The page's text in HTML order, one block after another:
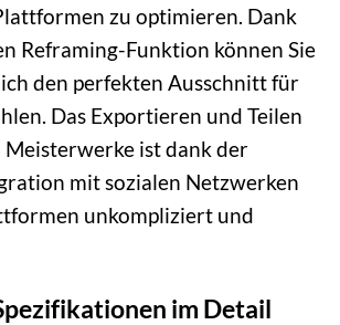
zu optimieren. Dank
Reframing-Funktion können Sie
den perfekten Ausschnitt für
Das Exportieren und Teilen
ist dank der
mit sozialen Netzwerken
unkompliziert und
im Detail